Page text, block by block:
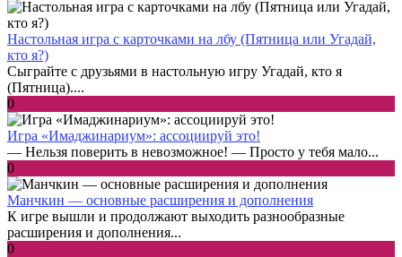
Настольная игра с карточками на лбу (Пятница или Угадай,
кто я?)
Сыграйте с друзьями в настольную игру Угадай, кто я
(Пятница)....
0
Игра «Имаджинариум»: ассоциируй это!
— Нельзя поверить в невозможное! — Просто у тебя мало...
0
Манчкин — основные расширения и дополнения
К игре вышли и продолжают выходить разнообразные
расширения и дополнения...
0